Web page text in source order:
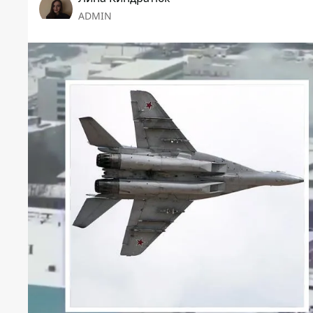
ADMIN